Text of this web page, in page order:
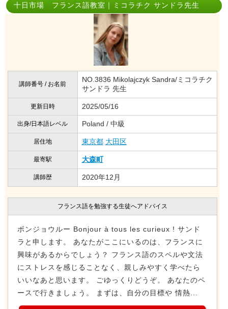
十日市場 フランス語教室｜ミコラチク サンドラ先生
講師番号 / お名前
NO.3836 Mikolajczyk Sandra/ミコラチク
サンドラ 先生
更新日時 2025/05/16
出身/日本語レベル Poland / 中級
居住地 東京都 大田区
最寄駅 大森町
講師歴 2020年12月
フランス語を勉強する生徒へアドバイス
ボンジョウルー Bonjour à tous les curieux ! サンド
ラと申します。 あなたがここにいるのは、フランスに
興味があるからでしょう？ フランス語のスペルや文法
にストレスを感じることなく、親しみやすく学べたら
いいなあと思います。 ごゆっくりどうぞ。 あなたのペ
ースで行きましょう。 まずは、自分の目標や 情熱...